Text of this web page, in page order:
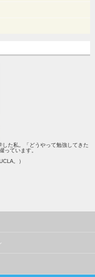
た私。「どうやって勉強してきた
っています。
。）